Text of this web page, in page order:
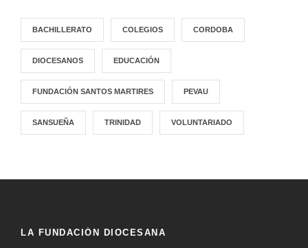
BACHILLERATO COLEGIOS CORDOBA
DIOCESANOS EDUCACIÓN
FUNDACIÓN SANTOS MARTIRES PEVAU
SANSUEÑA TRINIDAD VOLUNTARIADO
LA FUNDACIÓN DIOCESANA